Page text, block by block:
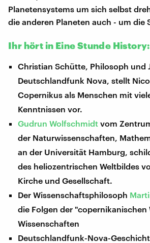
Planetensystems um sich selbst
die anderen Planeten auch - um die
Ihr hört in Eine Stunde History:
Christian Schütte, Philosoph und
Deutschlandfunk Nova, stellt
Copernikus als Menschen mit
Kenntnissen vor.
Gudrun Wolfschmidt vom
der Naturwissenschaften,
an der Universität Hamburg,
des heliozentrischen Weltbildes
Kirche und Gesellschaft.
Der Wissenschaftsphilosoph
die Folgen der "copernikanischen
Wissenschaften
Deutschlandfunk-Nova-